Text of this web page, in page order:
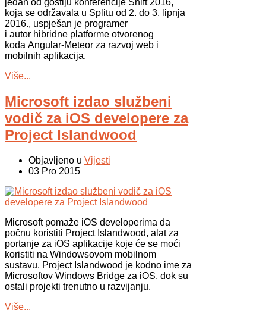
jedan od gostiju konferencije Shift 2016,
koja se održavala u Splitu od 2. do 3. lipnja
2016., uspješan je programer
i autor hibridne platforme otvorenog
koda Angular-Meteor za razvoj web i
mobilnih aplikacija.
Više...
Microsoft izdao službeni
vodič za iOS developere za
Project Islandwood
Objavljeno u Vijesti
03 Pro 2015
Microsoft pomaže iOS developerima da
počnu koristiti Project Islandwood, alat za
portanje za iOS aplikacije koje će se moći
koristiti na Windowsovom mobilnom
sustavu. Project Islandwood je kodno ime za
Microsoftov Windows Bridge za iOS, dok su
ostali projekti trenutno u razvijanju.
Više...